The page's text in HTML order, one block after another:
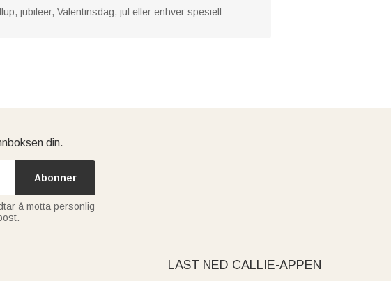
jubileer, Valentinsdag, jul eller enhver spesiell
din.
Abonner
å motta personlig
LAST NED CALLIE-APPEN